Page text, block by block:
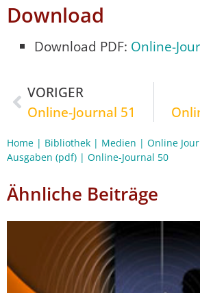
Download
Download PDF: Online-
VORIGER
Online-Journal 51
Home | Bibliothek | Medien | Online
Ausgaben (pdf) | Online-Journal 50
Ähnliche Beiträge